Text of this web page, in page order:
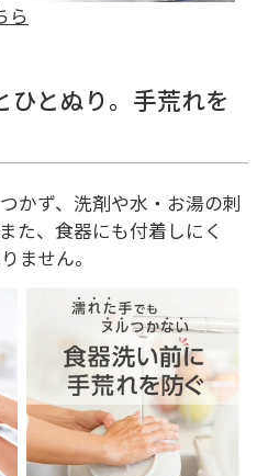
ら
ひとぬり。手荒れを
かず、洗剤や水・お湯の刺
た、食器にも付着しにく
ません。